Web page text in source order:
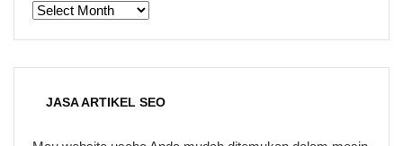
ARSIP
JASA ARTIKEL SEO